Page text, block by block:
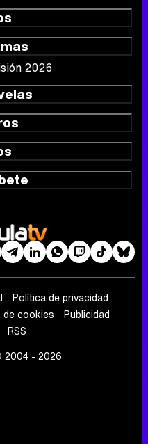
2026
Política de privacidad
de cookies
Publicidad
RSS
2004 - 2026